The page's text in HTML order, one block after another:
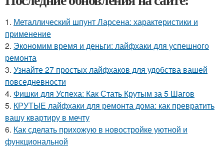
1. Металлический шпунт Ларсена: характеристики и
применение
2. Экономим время и деньги: лайфхаки для успешного
ремонта
3. Узнайте 27 простых лайфхаков для удобства вашей
повседневности
4. Фишки для Успеха: Как Стать Крутым за 5 Шагов
5. КРУТЫЕ лайфхаки для ремонта дома: как превратить
вашу квартиру в мечту
6. Как сделать прихожую в новостройке уютной и
функциональной